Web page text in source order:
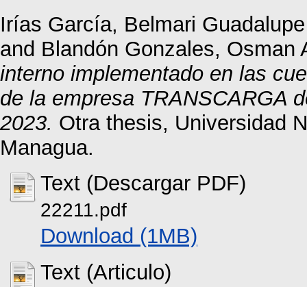
Irías García, Belmari Guadalupe
and Blandón Gonzales, Osman
interno implementado en las
de la empresa TRANSCARGA
2023. Otra thesis, Universidad
Managua.
Text (Descargar PDF)
22211.pdf
Download (1MB)
Text (Articulo)